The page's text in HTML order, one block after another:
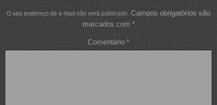
O seu endereço de e-mail não será publicado. Campos obrigatórios são
marcados com *
Comentário *